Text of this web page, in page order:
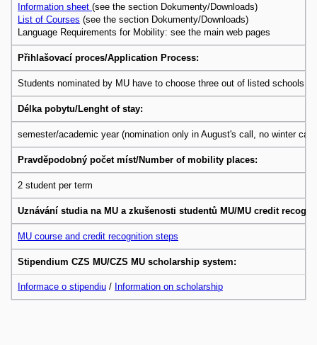
Information sheet (see the section Dokumenty/Downloads)
List of Courses (see the section Dokumenty/Downloads)
Language Requirements for Mobility: see the main web pages
Přihlašovací proces/Application Process:
Students nominated by MU have to choose three out of listed schools
Délka pobytu/Lenght of stay:
semester/academic year (nomination only in August's call, no winter call)
Pravděpodobný počet míst/Number of mobility places:
2 student per term
Uznávání studia na MU a zkušenosti studentů MU/MU credit
MU course and credit recognition steps
Stipendium CZS MU/CZS MU scholarship system:
Informace o stipendiu / Information on scholarship